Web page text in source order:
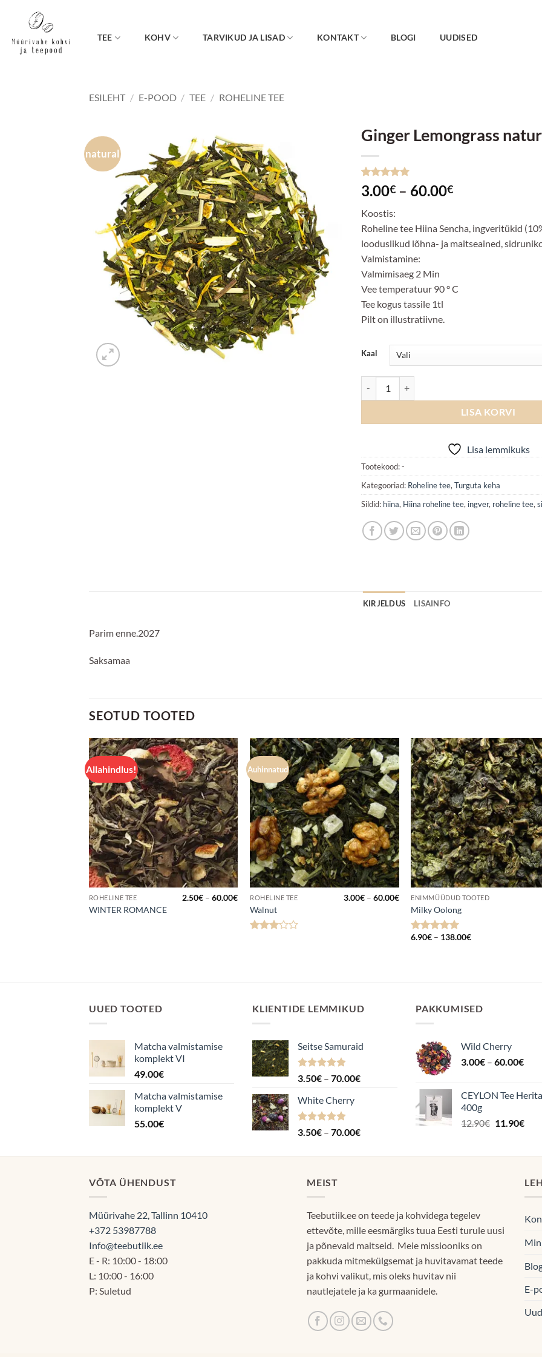
content
TEE KOHV TARVIKUD JA LISAD KONTAKT BLOGI UUDISED
ESILEHT / E-POOD / TEE / ROHELINE TEE
natural
lemmikuks
Ginger Lemongrass
Hinnatud
4.9/5
10
hinnangu
põhjal
3.00€ – 60.00€
60.00€
Koostis:
Roheline tee Hiina Sencha, ingveritükid
looduslikud lõhna- ja maitseained,
Valmistamine:
Valmimisaeg 2 Min
Vee temperatuur 90 ° C
Tee kogus tassile 1tl
Pilt on illustratiivne.
Kaal
LISA KORVI
Lisa lemmikuks
Tootekood:-
Kategooriad: Roheline tee, Turguta keha
Sildid: hiina, Hiina roheline tee, ingver, roheline tee,
KIRJELDUS LISAINFO
Parim enne.2027
Saksamaa
SEOTUD TOOTED
Allahindlus!
Lisa
lemmikuks
ROHELINE TEE
WINTER ROMANCE
2.50€ – 60.00€Hinnavahemik:
2.50€
kuni
60.00€
Auhinnatud
Lisa
lemmikuks
ROHELINE TEE
Walnut
3.00€ – 60.00€Hinnavahemik:
3.00€
kuni
60.00€
Lisa
ENIMMÜÜDUD TOOTED
Milky Oolong
Hinnanguga
6.90€ – 138.00€Hinnavahemik:
Hinnavahemik:
3.50€
kuni
UUED TOOTED
Matcha valmistamise
komplekt VI
49.00€
Matcha valmistamise
komplekt V
55.00€
KLIENTIDE LEMMIKUD
Seitse Samuraid
Hinnanguga
3.50€ – 70.00€Hinnavahemik:
White Cherry
Hinnanguga
3.50€ – 70.00€Hinnavahemik:
kuni
PAKKUMISED
Wild Cherry
3.00€ – 60.00€
CEYLON Tee
400g
12.90€ Algne
11.90€
VÕTA ÜHENDUST
Müürivahe 22, Tallinn 10410
+372 53987788
Info@teebutiik.ee
E - R: 10:00 - 18:00
L: 10:00 - 16:00
P: Suletud
MEIST
Teebutiik.ee on teede ja kohvidega tegelev
ettevõte, mille eesmärgiks tuua Eesti turule uusi
ja põnevaid maitseid. Meie missiooniks on
pakkuda mitmekülgsemat ja huvitavamat teede
ja kohvi valikut, mis oleks huvitav nii
nautlejatele ja ka gurmaanidele.
E-